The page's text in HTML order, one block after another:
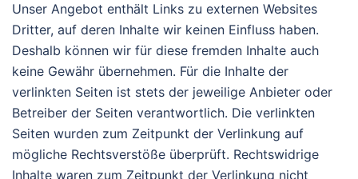
Unser Angebot enthält Links zu externen Websites
Dritter, auf deren Inhalte wir keinen Einfluss haben.
Deshalb können wir für diese fremden Inhalte auch
keine Gewähr übernehmen. Für die Inhalte der
verlinkten Seiten ist stets der jeweilige Anbieter oder
Betreiber der Seiten verantwortlich. Die verlinkten
Seiten wurden zum Zeitpunkt der Verlinkung auf
mögliche Rechtsverstöße überprüft. Rechtswidrige
Inhalte waren zum Zeitpunkt der Verlinkung nicht